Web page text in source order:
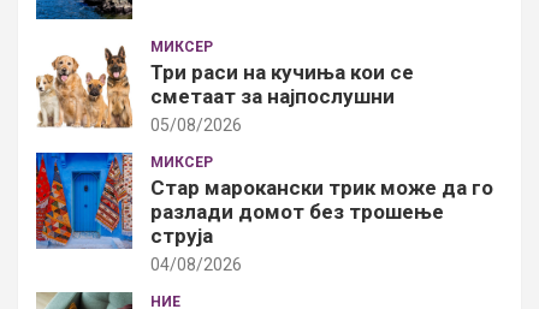
МИКСЕР
Три раси на кучиња кои се
сметаат за најпослушни
05/08/2026
МИКСЕР
Стар марокански трик може да го
разлади домот без трошење
струја
04/08/2026
НИЕ